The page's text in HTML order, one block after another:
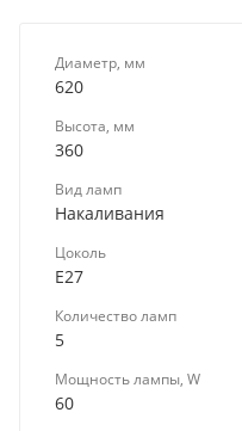
Диаметр, мм
620
Высота, мм
360
Вид ламп
Накаливания
Цоколь
E27
Количество ламп
5
Мощность лампы, W
60